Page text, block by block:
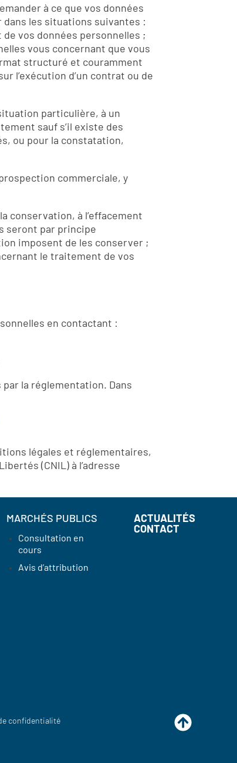
à ce que vos données
les situations suivantes :
vos données personnelles ;
vous concernant que vous
structuré et couramment
l’exécution d’un contrat ou de
particulière, à un
sauf s’il existe des
ou pour la constatation,
commerciale, y
conservation, à l’effacement
seront par principe
imposent de les conserver ;
le traitement de vos
en contactant :
la réglementation. Dans
légales et réglementaires,
(CNIL) à l’adresse
MARCHÉS PUBLICS
Consultation en
cours
Avis d’attribution
ACTUALITÉS
CONTACT
confidentialité